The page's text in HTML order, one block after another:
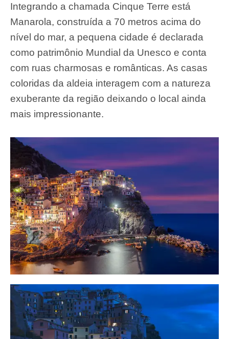
Integrando a chamada Cinque Terre está
Manarola, construída a 70 metros acima do
nível do mar, a pequena cidade é declarada
como patrimônio Mundial da Unesco e conta
com ruas charmosas e românticas. As casas
coloridas da aldeia interagem com a natureza
exuberante da região deixando o local ainda
mais impressionante.